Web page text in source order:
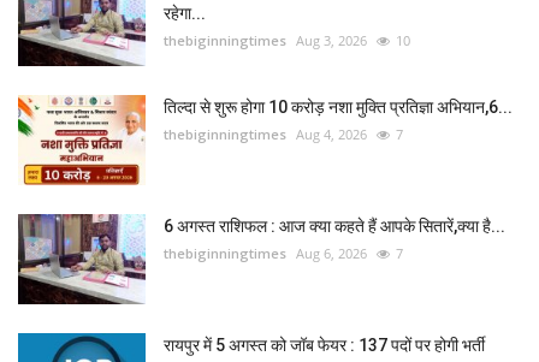
रहेगा...
thebiginningtimes Aug 3, 2026 10
तिल्दा से शुरू होगा 10 करोड़ नशा मुक्ति प्रतिज्ञा अभियान,6...
thebiginningtimes Aug 4, 2026 7
6 अगस्त राशिफल : आज क्या कहते हैं आपके सितारें,क्या है...
thebiginningtimes Aug 6, 2026 7
रायपुर में 5 अगस्त को जॉब फेयर : 137 पदों पर होगी भर्ती